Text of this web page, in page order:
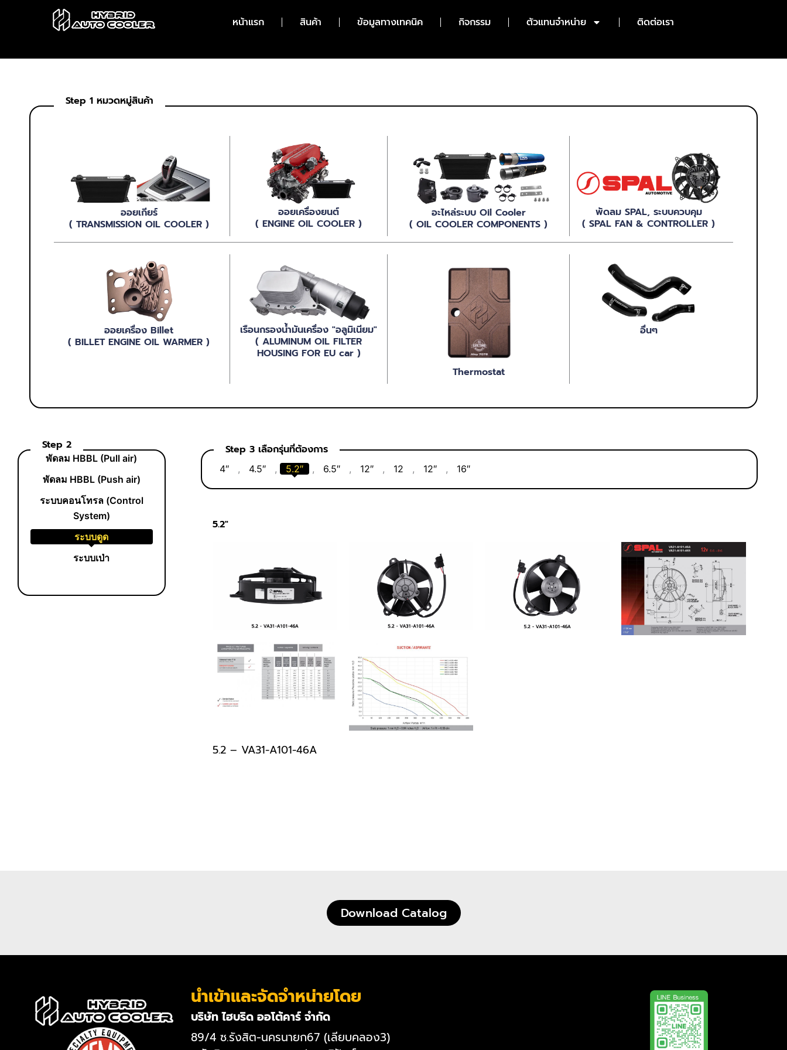
หน้าแรก สินค้า ข้อมูลทางเทคนิค กิจกรรม ตัวแทนจำหน่าย ติดต่อเรา
Step 1 หมวดหมู่สินค้า
ออยเกียร์
( TRANSMISSION OIL COOLER )
ออยเครื่องยนต์
( ENGINE OIL COOLER )
อะไหล่ระบบ Oil Cooler
( OIL COOLER COMPONENTS )
พัดลม SPAL, ระบบควบคุม
( SPAL FAN & CONTROLLER )
ออยเครื่อง Billet
( BILLET ENGINE OIL WARMER )
เรือนกรองน้ำมันเครื่อง "อลูมิเนียม"
( ALUMINUM OIL FILTER
HOUSING FOR EU car )
Thermostat
อื่นๆ
Step 2
พัดลม HBBL (Pull air)
พัดลม HBBL (Push air)
ระบบคอนโทรล (Control
System)
ระบบดูด
ระบบเป่า
Step 3 เลือกรุ่นที่ต้องการ
4″ , 4.5″ , 5.2″ , 6.5″ , 12″ , 12 , 12″ , 16″
5.2″
5.2 – VA31-A101-46A
Download Catalog
นำเข้าและจัดจำหน่ายโดย
บริษัท ไฮบริด ออโต้คาร์ จำกัด
89/4 ซ.รังสิต-นครนายก67 (เลียบคลอง3)